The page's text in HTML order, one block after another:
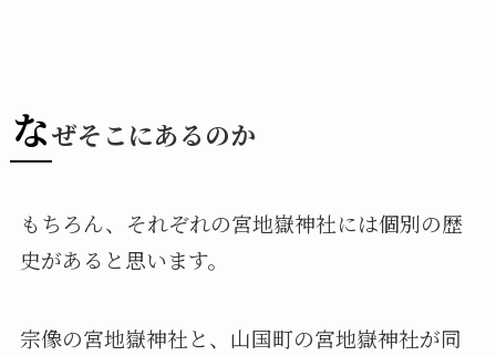
なぜそこにあるのか
もちろん、それぞれの宮地嶽神社には個別の歴
史があると思います。
宗像の宮地嶽神社と、山国町の宮地嶽神社が同